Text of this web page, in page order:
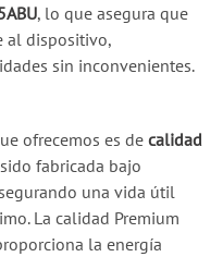
, lo que asegura que
al dispositivo,
sin inconvenientes.
ofrecemos es de calidad
fabricada bajo
una vida útil
La calidad Premium
la energía